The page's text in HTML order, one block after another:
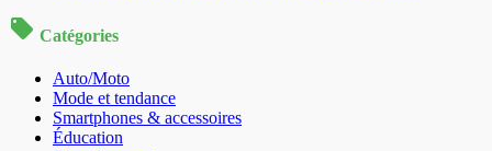
Catégories
Auto/Moto
Mode et tendance
Smartphones & accessoires
Éducation